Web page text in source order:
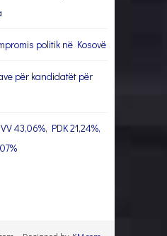
politik në Kosovë
për kandidatët për
43,06%, PDK 21,24%,